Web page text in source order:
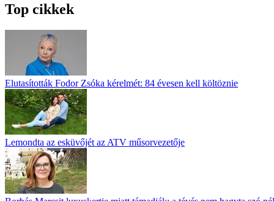
Top cikkek
Elutasították Fodor Zsóka kérelmét: 84 évesen kell költöznie
Lemondta az esküvőjét az ATV műsorvezetője